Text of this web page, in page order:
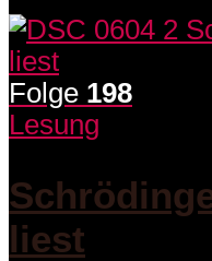
Folge 198
Lesung
liest